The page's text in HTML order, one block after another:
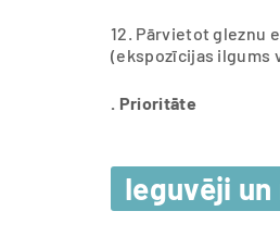
12. Pārvietot gleznu
(ekspozīcijas ilgums
. Prioritāte
Ieguvēji